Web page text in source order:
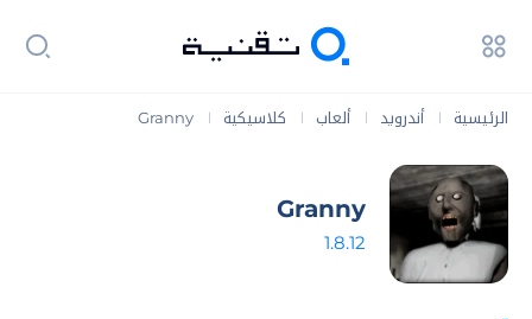
الرئيسية | أندرويد | ألعاب | كلاسيكية |
Granny
Granny
1.8.12